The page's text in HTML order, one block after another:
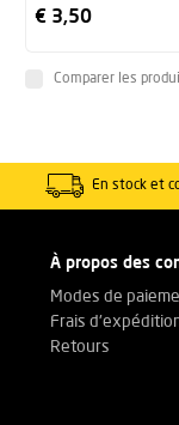
câbles à des
Excellent produit
sur le terrain,
€ 3,50
Comparer les
En stock et
À propos des
Modes de
Frais
Retours